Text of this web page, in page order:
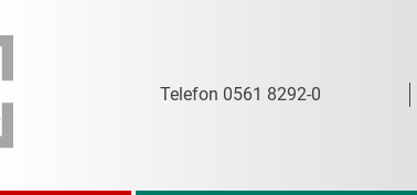
Telefon 0561 8292-0